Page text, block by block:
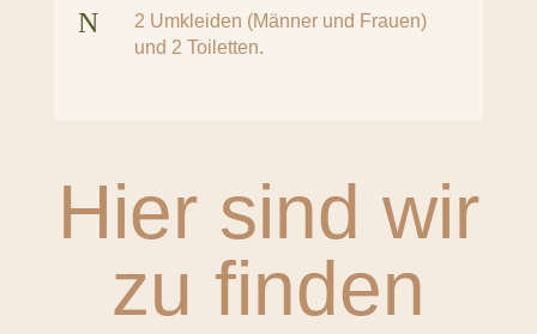
N
2 Umkleiden (Männer und Frauen)
und 2 Toiletten.
Hier sind wir
zu finden